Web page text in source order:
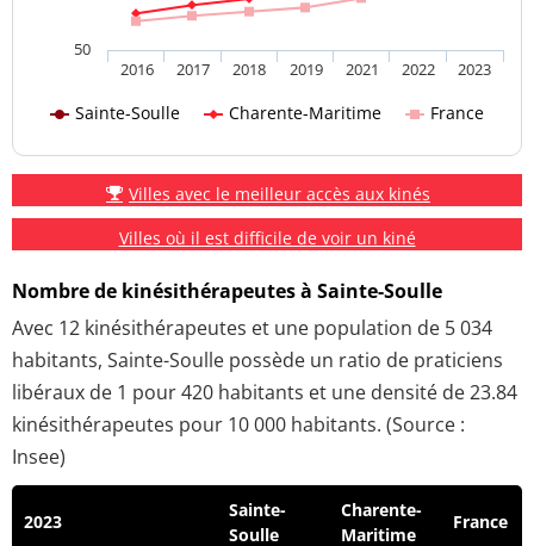
Sainte-Soulle Charente-Maritime France
2016 2017 2018 2019 2021 2022 2023
50
Villes avec le meilleur accès aux kinés
Villes où il est difficile de voir un kiné
Nombre de kinésithérapeutes à Sainte-Soulle
Avec 12 kinésithérapeutes et une population de 5 034
habitants, Sainte-Soulle possède un ratio de praticiens
libéraux de 1 pour 420 habitants et une densité de 23.84
kinésithérapeutes pour 10 000 habitants. (Source :
Insee)
2023
Sainte-
Soulle
Charente-
Maritime
France